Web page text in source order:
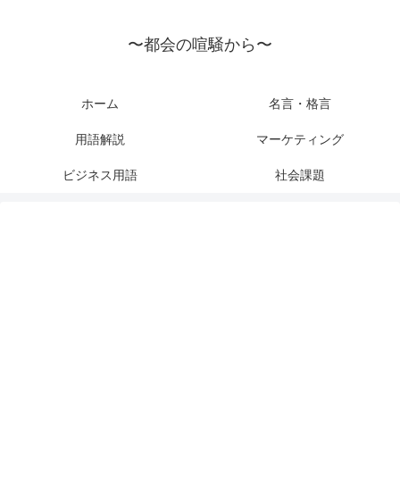
〜都会の喧騒から〜
ホーム 名言・格言
用語解説 マーケティング
ビジネス用語 社会課題